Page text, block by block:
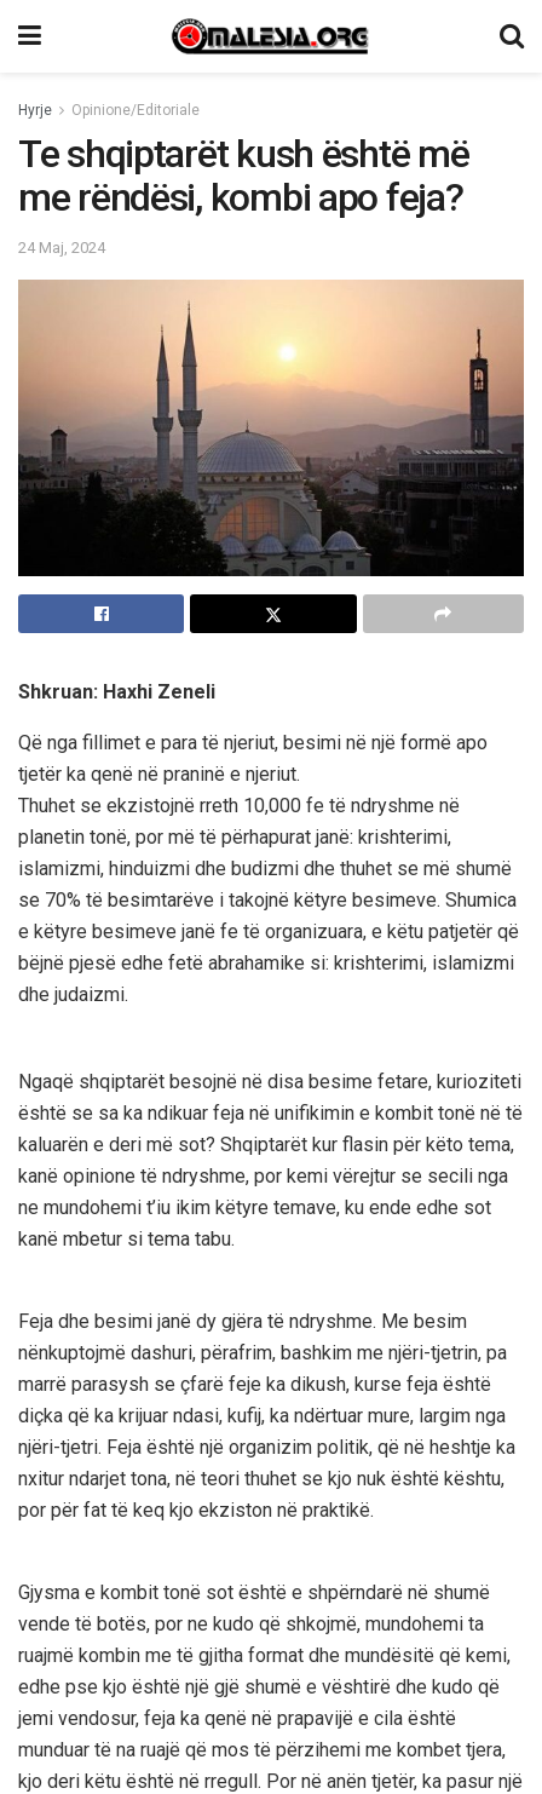
Hyrje Opinione/Editoriale
Te shqiptarët kush është më
me rëndësi, kombi apo feja?
24 Maj, 2024
Shkruan: Haxhi Zeneli
Që nga fillimet e para të njeriut, besimi në një formë apo
tjetër ka qenë në praninë e njeriut.
Thuhet se ekzistojnë rreth 10,000 fe të ndryshme në
planetin tonë, por më të përhapurat janë: krishterimi,
islamizmi, hinduizmi dhe budizmi dhe thuhet se më shumë
se 70% të besimtarëve i takojnë këtyre besimeve. Shumica
e këtyre besimeve janë fe të organizuara, e këtu patjetër që
bëjnë pjesë edhe fetë abrahamike si: krishterimi, islamizmi
dhe judaizmi.
Ngaqë shqiptarët besojnë në disa besime fetare, kurioziteti
është se sa ka ndikuar feja në unifikimin e kombit tonë në të
kaluarën e deri më sot? Shqiptarët kur flasin për këto tema,
kanë opinione të ndryshme, por kemi vërejtur se secili nga
ne mundohemi t’iu ikim këtyre temave, ku ende edhe sot
kanë mbetur si tema tabu.
Feja dhe besimi janë dy gjëra të ndryshme. Me besim
nënkuptojmë dashuri, përafrim, bashkim me njëri-tjetrin, pa
marrë parasysh se çfarë feje ka dikush, kurse feja është
diçka që ka krijuar ndasi, kufij, ka ndërtuar mure, largim nga
njëri-tjetri. Feja është një organizim politik, që në heshtje ka
nxitur ndarjet tona, në teori thuhet se kjo nuk është kështu,
por për fat të keq kjo ekziston në praktikë.
Gjysma e kombit tonë sot është e shpërndarë në shumë
vende të botës, por ne kudo që shkojmë, mundohemi ta
ruajmë kombin me të gjitha format dhe mundësitë që kemi,
edhe pse kjo është një gjë shumë e vështirë dhe kudo që
jemi vendosur, feja ka qenë në prapavijë e cila është
munduar të na ruajë që mos të përzihemi me kombet tjera,
kjo deri këtu është në rregull. Por në anën tjetër, ka pasur një